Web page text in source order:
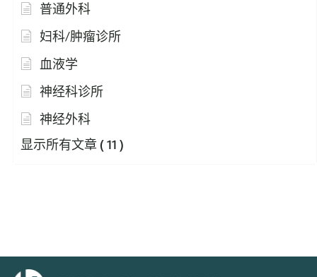
普通外科
妇科/肿瘤诊所
血液学
神经科诊所
神经外科
显示所有文章 ( 11 )